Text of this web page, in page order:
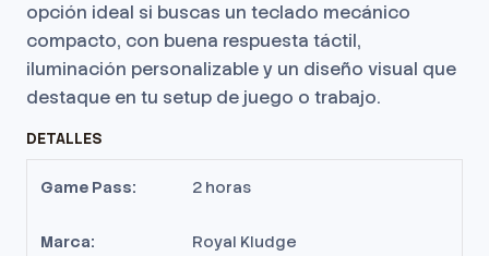
opción ideal si buscas un teclado mecánico
compacto, con buena respuesta táctil,
iluminación personalizable y un diseño visual que
destaque en tu setup de juego o trabajo.
DETALLES
Game Pass: 2 horas
Marca: Royal Kludge